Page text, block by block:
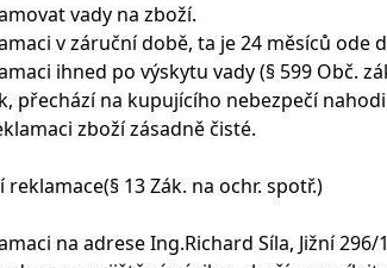
vady na zboží.
v záruční době, ta je 24 měsíců ode
ihned po výskytu vady (§ 599 Obč.
přechází na kupujícího nebezpečí
zboží zásadně čisté.
13 Zák. na ochr. spotř.)
na adrese Ing.Richard Síla, Jižní